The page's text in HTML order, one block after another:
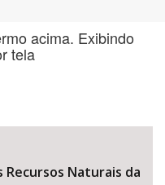
acima. Exibindo
tela
Naturais da